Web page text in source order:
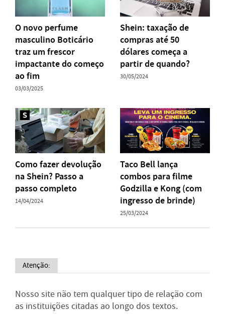
O novo perfume
masculino Boticário
traz um frescor
impactante do começo
ao fim
03/03/2025
Shein: taxação de
compras até 50
dólares começa a
partir de quando?
30/05/2024
Como fazer devolução
na Shein? Passo a
passo completo
14/04/2024
Taco Bell lança
combos para filme
Godzilla e Kong (com
ingresso de brinde)
25/03/2024
Atenção:
Nosso site não tem qualquer tipo de relação com
as instituições citadas ao longo dos textos.